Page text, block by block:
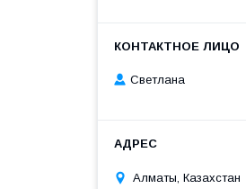
Светлана
Алматы, Казахстан